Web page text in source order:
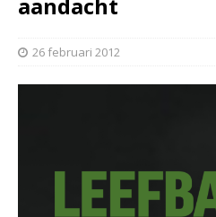
aandacht
26 februari 2012